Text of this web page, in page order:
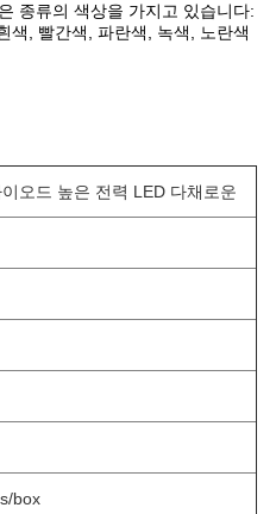
종류의 색상을 가지고 있습니다:
색, 빨간색, 파란색, 녹색, 노란색
오드 높은 전력 LED 다채로운
box